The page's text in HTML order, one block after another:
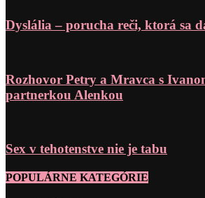
Dyslália – porucha reči, ktorá sa
Rozhovor Petry a Mravca s
partnerkou Alenkou
Sex v tehotenstve nie je tabu
POPULÁRNE KATEGÓRIE